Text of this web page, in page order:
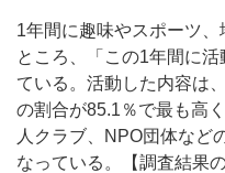
1年間に趣味やスポーツ
ところ、「この1年間に
ている。活動した内容は
の割合が85.1％で最も高
人クラブ、NPO団体など
なっている。【調査結果の